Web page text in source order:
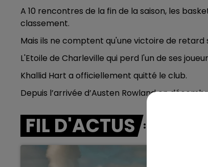
7h00 - 11h00
BEST OF
A 10 rencontres de la fin de la saison, les
classement.
Mais ils ne comptent qu'une victoire de retard
L'Etoile de Charleville qui perd l'un de ses
Khallid Hart a officiellement quitté le club.
Depuis l’arrivée d’Austen Rowland en
FIL D'ACTUS